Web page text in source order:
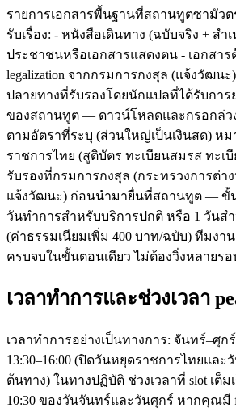
รายการเอกสารพื้นฐานที่สถานทูตซามัว
รับเรื่อง: - หนังสือเดินทาง (ฉบับจริง + ส
ประชาชนหรือเอกสารแสดงตน - เอกสา
legalization จากกรมการกงสุล (แจ้งวัฒน
ปลายทางที่รับรองโดยนักแปลที่ได้รับกา
ของสถานทูต — ดาวน์โหลดและกรอกล่ว
ตามอัตราที่ระบุ (ส่วนใหญ่เป็นเงินสด) หม
ราชการไทย (สูติบัตร ทะเบียนสมรส ทะเ
รับรองที่กรมการกงสุล (กระทรวงการต่า
แจ้งวัฒนะ) ก่อนนำมายื่นที่สถานทูต — ขั้น
วันทำการสำหรับบริการปกติ หรือ 1 วันสำห
(ค่าธรรมเนียมเพิ่ม 400 บาท/ฉบับ) ทีมงา
ครบจบในขั้นตอนเดียว ไม่ต้องวิ่งหลายรอ
เวลาทำการและช่วงเวลา
เวลาทำการอย่างเป็นทางการ: จันทร์–ศุกร์
13:30–16:00 (ปิดวันหยุดราชการไทยและ
ต้นทาง) ในทางปฏิบัติ ช่วงเวลาที่ slot เต็ม
10:30 ของวันจันทร์และวันศุกร์ หากคุณมี